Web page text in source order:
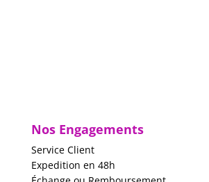
Nos Engagements
Service Client
Expedition en 48h